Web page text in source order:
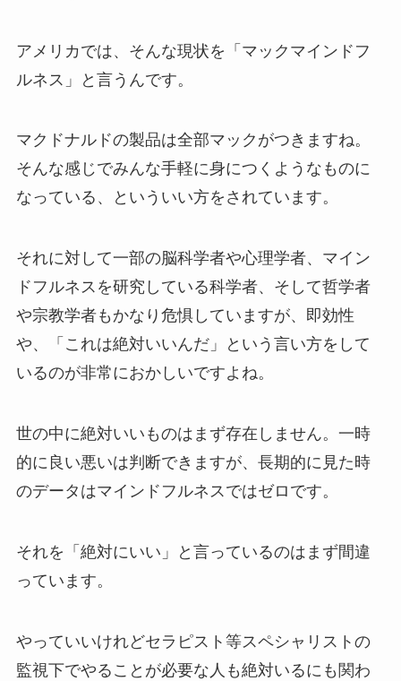
アメリカでは、そんな現状を「マックマインドフ
ルネス」と言うんです。
マクドナルドの製品は全部マックがつきますね。
そんな感じでみんな手軽に身につくようなものに
なっている、といういい方をされています。
それに対して一部の脳科学者や心理学者、マイン
ドフルネスを研究している科学者、そして哲学者
や宗教学者もかなり危惧していますが、即効性
や、「これは絶対いいんだ」という言い方をして
いるのが非常におかしいですよね。
世の中に絶対いいものはまず存在しません。一時
的に良い悪いは判断できますが、長期的に見た時
のデータはマインドフルネスではゼロです。
それを「絶対にいい」と言っているのはまず間違
っています。
やっていいけれどセラピスト等スペシャリストの
監視下でやることが必要な人も絶対いるにも関わ